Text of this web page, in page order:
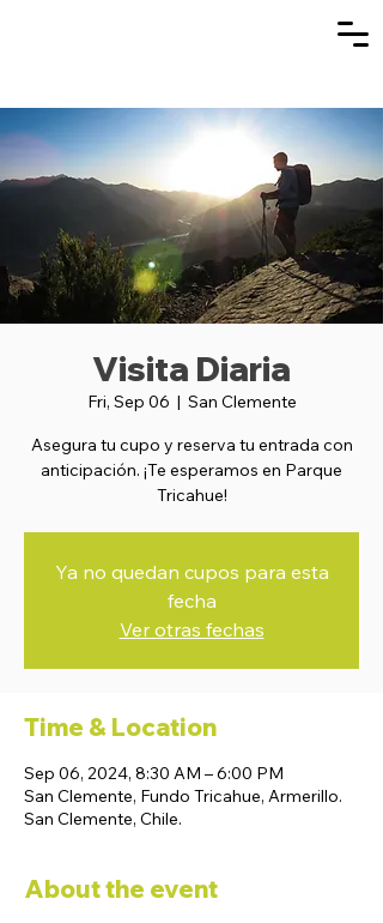
Visita Diaria
Fri, Sep 06
  |
San Clemente
Asegura tu cupo y reserva tu entrada con
anticipación. ¡Te esperamos en Parque
Tricahue!
Ya no quedan cupos para esta
fecha
Ver otras fechas
Time & Location
Sep 06, 2024, 8:30 AM – 6:00 PM
San Clemente, Fundo Tricahue, Armerillo.
San Clemente, Chile.
About the event